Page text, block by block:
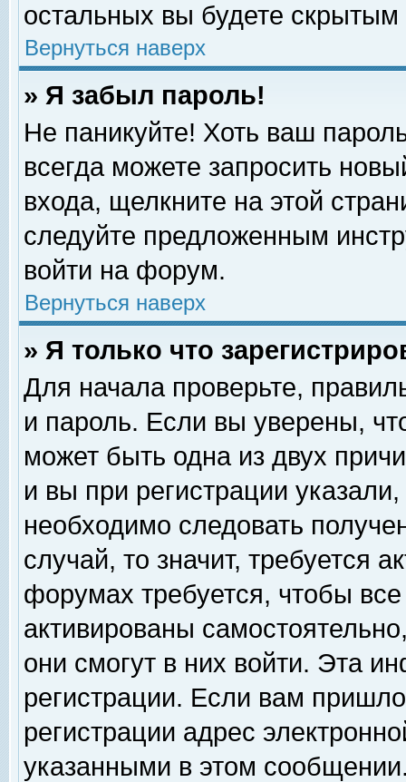
остальных вы будете скрытым
Вернуться наверх
» Я забыл пароль!
Не паникуйте! Хоть ваш
всегда можете запросить
входа, щелкните на этой
следуйте предложенным
войти на форум.
Вернуться наверх
» Я только что
Для начала проверьте,
и пароль. Если вы уверены,
может быть одна из двух
и вы при регистрации
необходимо следовать
случай, то значит, требуется
форумах требуется, чтобы
активированы
они смогут в них войти. Эта
регистрации. Если вам
регистрации адрес
указанными в этом